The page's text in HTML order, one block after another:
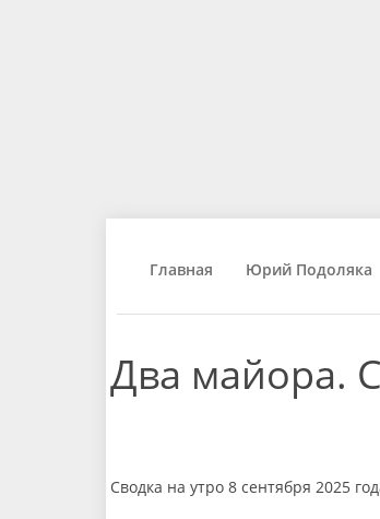
Главная Юрий Подоляка
Два майора.
Сводка на утро 8 сентября 2025